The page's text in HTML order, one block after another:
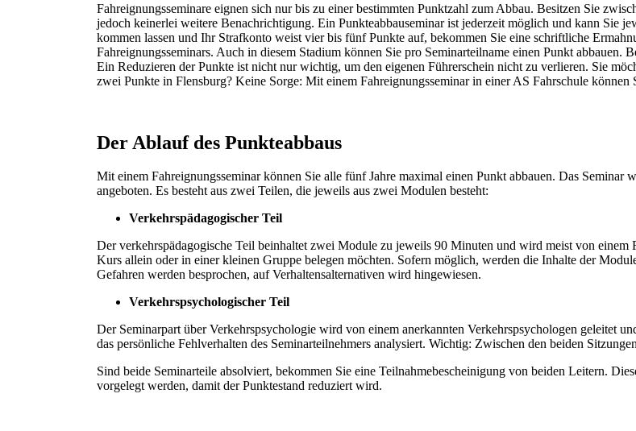
Fahreignungsseminare eignen sich nur bis zu einer bestimmten Punktzahl zum Abbau. Besitzen Sie
jedoch keinerlei weitere Benachrichtigung. Ein Punkteabbauseminar ist jederzeit möglich und kann Sie
kommen lassen und Ihr Strafkonto weist vier bis fünf Punkte auf, bekommen Sie eine schriftliche
Fahreignungsseminars. Auch in diesem Stadium können Sie pro Seminarteilname einen Punkt abbauen.
Ein Reduzieren der Punkte ist nicht nur wichtig, um den eigenen Führerschein nicht zu verlieren. Sie
zwei Punkte in Flensburg? Keine Sorge: Mit einem Fahreignungsseminar in einer AS Fahrschule
Der Ablauf des Punkteabbaus
Mit einem Fahreignungsseminar können Sie alle fünf Jahre maximal einen Punkt abbauen. Das
angeboten. Es besteht aus zwei Teilen, die jeweils aus zwei Modulen besteht:
Verkehrspädagogischer Teil
Der verkehrspädagogische Teil beinhaltet zwei Module zu jeweils 90 Minuten und wird meist von
Kurs allein oder in einer kleinen Gruppe belegen möchten. Sofern möglich, werden die Inhalte der
Gefahren werden besprochen, auf Verhaltensalternativen wird hingewiesen.
Verkehrspsychologischer Teil
Der Seminarpart über Verkehrspsychologie wird von einem anerkannten Verkehrspsychologen geleitet
das persönliche Fehlverhalten des Seminarteilnehmers analysiert. Wichtig: Zwischen den beiden
Sind beide Seminarteile absolviert, bekommen Sie eine Teilnahmebescheinigung von beiden Leitern.
vorgelegt werden, damit der Punktestand reduziert wird.